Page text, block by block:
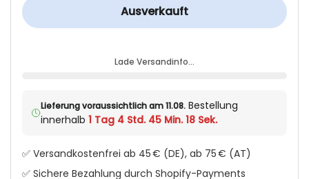
Ausverkauft
Lade Versandinfo…
Lieferung voraussichtlich am 11.08. Bestellung
innerhalb1 Tag 4 Std. 45 Min. 18 Sek.
✅ Versandkostenfrei ab 45 € (DE), ab 75 € (AT)
✅ Sichere Bezahlung durch Shopify-Payments